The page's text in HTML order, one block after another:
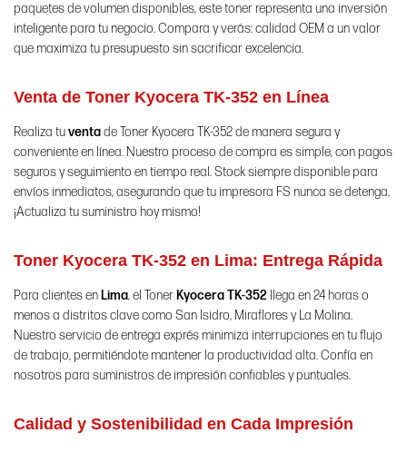
paquetes de volumen disponibles, este toner representa una inversión
inteligente para tu negocio. Compara y verás: calidad OEM a un valor
que maximiza tu presupuesto sin sacrificar excelencia.
Venta de Toner Kyocera TK-352 en Línea
Realiza tuventade Toner Kyocera TK-352 de manera segura y
conveniente en línea. Nuestro proceso de compra es simple, con pagos
seguros y seguimiento en tiempo real. Stock siempre disponible para
envíos inmediatos, asegurando que tu impresora FS nunca se detenga.
¡Actualiza tu suministro hoy mismo!
Toner Kyocera TK-352 en Lima: Entrega Rápida
Para clientes en Lima, el Toner KyoceraTK-352 llega en 24 horas o
menos a distritos clave como San Isidro, Miraflores y La Molina.
Nuestro servicio de entrega exprés minimiza interrupciones en tu flujo
de trabajo, permitiéndote mantener la productividad alta. Confía en
nosotros para suministros de impresión confiables y puntuales.
Calidad y Sostenibilidad en Cada Impresión